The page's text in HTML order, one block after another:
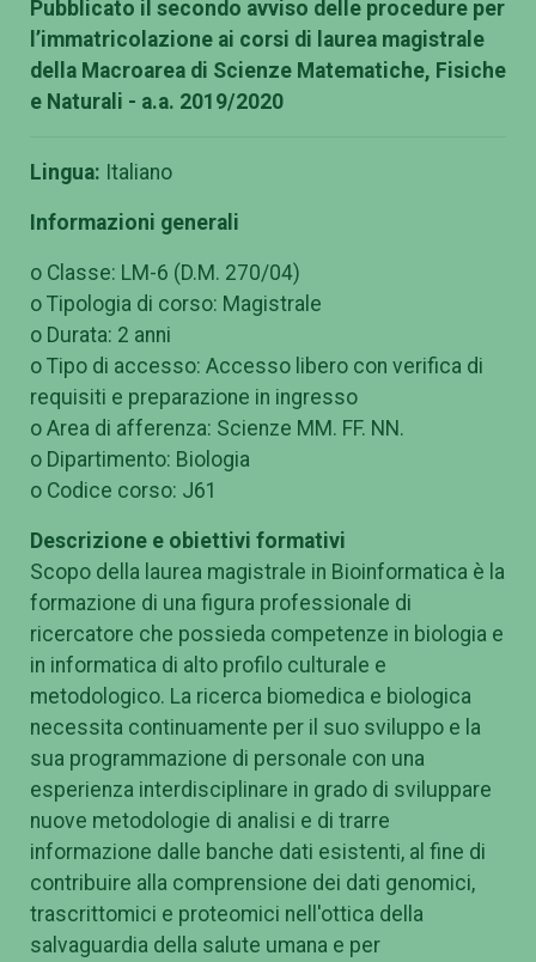
Pubblicato il secondo avviso delle procedure per
l’immatricolazione ai corsi di laurea magistrale
della Macroarea di Scienze Matematiche, Fisiche
e Naturali - a.a. 2019/2020
Lingua: Italiano
Informazioni generali
o Classe: LM-6 (D.M. 270/04)
o Tipologia di corso: Magistrale
o Durata: 2 anni
o Tipo di accesso: Accesso libero con verifica di
requisiti e preparazione in ingresso
o Area di afferenza: Scienze MM. FF. NN.
o Dipartimento: Biologia
o Codice corso: J61
Descrizione e obiettivi formativi
Scopo della laurea magistrale in Bioinformatica è la
formazione di una figura professionale di
ricercatore che possieda competenze in biologia e
in informatica di alto profilo culturale e
metodologico. La ricerca biomedica e biologica
necessita continuamente per il suo sviluppo e la
sua programmazione di personale con una
esperienza interdisciplinare in grado di sviluppare
nuove metodologie di analisi e di trarre
informazione dalle banche dati esistenti, al fine di
contribuire alla comprensione dei dati genomici,
trascrittomici e proteomici nell'ottica della
salvaguardia della salute umana e per